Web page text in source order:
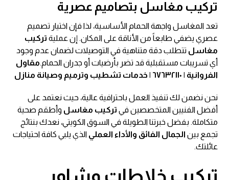
تركيب مغاسل بتصاميم عصرية
تعد المغاسل واجهة الحمام الأساسية، لذا فإن اختيار تصميم
عصري يضفي طابعاً من الأناقة على المكان. إن عملية تركيب
مغاسل تتطلب دقة متناهية في التوصيلات لضمان عدم وجود
أي تسريبات مستقبلية قد تضر بأرضيات أو جدران الحمام.مقاول
الفروانية | ٦٧٦٣٢١١٠ | خدمات تشطيب وترميم وصيانة منازل
نحن نضمن لك تنفيذ العمل باحترافية عالية، حيث نعتمد على
أفضل الفنيين المتخصصين في تركيب مغاسل وأطقم صحية
متكاملة. بفضل خبرتنا الطويلة في السوق الكويتي، نعدك بنتائج
تجمع بين الجمال الفائق والأداء العملي الذي يلبي كافة احتياجات
عائلتك.